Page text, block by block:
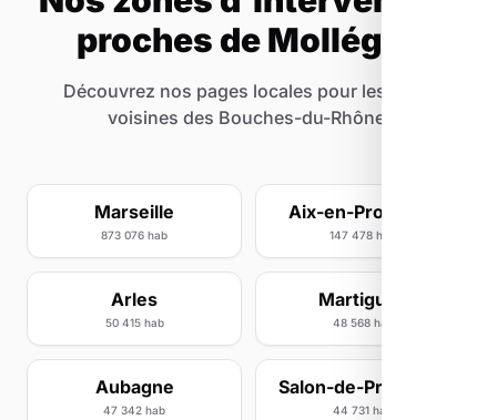
proches de Mollégès
Découvrez nos pages locales pour les villes
voisines des Bouches-du-Rhône.
Marseille
873 076 hab
Aix-en-Provence
147 478 hab
Arles
50 415 hab
Martigues
48 568 hab
Aubagne
47 342 hab
Salon-de-Provence
44 731 hab